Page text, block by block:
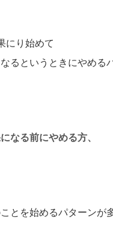
にり始めて
るというときにやめる
なる前にやめる方、
とを始めるパターンが